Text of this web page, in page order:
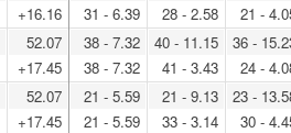
+16.16
31 - 6.39
28 - 2.58
21 -
52.07
+17.45
38 - 7.32
38 - 7.32
40 - 11.15
41 - 3.43
36 -
24 -
52.07
+17.45
21 - 5.59
21 - 5.59
21 - 9.13
33 - 3.14
23 -
30 -